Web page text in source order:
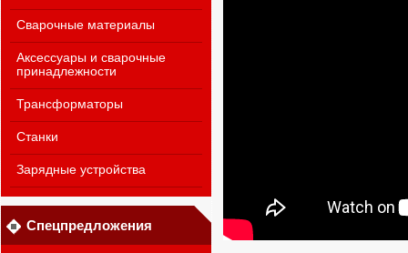
Сварочные материалы
Аксессуары и сварочные
принадлежности
Трансформаторы
Станки
Зарядные устройства
Спецпредложения